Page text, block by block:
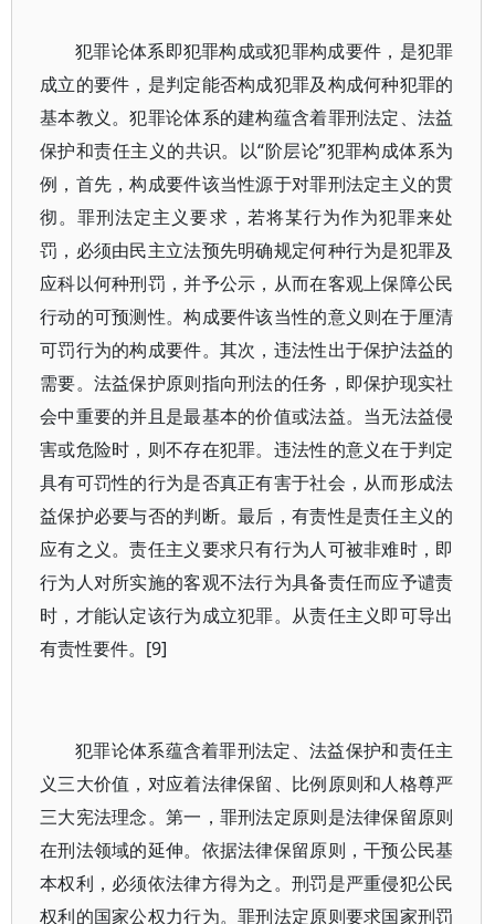
犯罪论体系即犯罪构成或犯罪构成要件，是犯罪
成立的要件，是判定能否构成犯罪及构成何种犯罪的
基本教义。犯罪论体系的建构蕴含着罪刑法定、法益
保护和责任主义的共识。以“阶层论”犯罪构成体系为
例，首先，构成要件该当性源于对罪刑法定主义的贯
彻。罪刑法定主义要求，若将某行为作为犯罪来处
罚，必须由民主立法预先明确规定何种行为是犯罪及
应科以何种刑罚，并予公示，从而在客观上保障公民
行动的可预测性。构成要件该当性的意义则在于厘清
可罚行为的构成要件。其次，违法性出于保护法益的
需要。法益保护原则指向刑法的任务，即保护现实社
会中重要的并且是最基本的价值或法益。当无法益侵
害或危险时，则不存在犯罪。违法性的意义在于判定
具有可罚性的行为是否真正有害于社会，从而形成法
益保护必要与否的判断。最后，有责性是责任主义的
应有之义。责任主义要求只有行为人可被非难时，即
行为人对所实施的客观不法行为具备责任而应予谴责
时，才能认定该行为成立犯罪。从责任主义即可导出
有责性要件。[9]
犯罪论体系蕴含着罪刑法定、法益保护和责任主
义三大价值，对应着法律保留、比例原则和人格尊严
三大宪法理念。第一，罪刑法定原则是法律保留原则
在刑法领域的延伸。依据法律保留原则，干预公民基
本权利，必须依法律方得为之。刑罚是严重侵犯公民
权利的国家公权力行为。罪刑法定原则要求国家刑罚